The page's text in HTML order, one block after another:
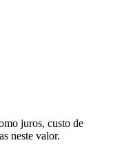
juros, custo de
neste valor.